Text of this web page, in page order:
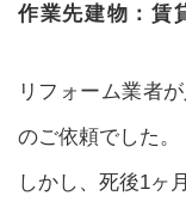
作業先建物：賃
リフォーム業者
のご依頼でした。
しかし、死後1ヶ